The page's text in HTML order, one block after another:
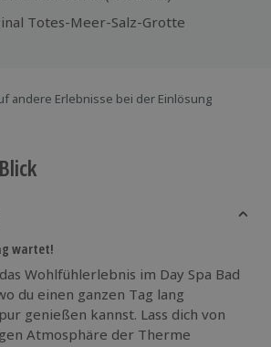
Totes-Meer-Salz-Grotte
andere Erlebnisse bei der Einlösung
wartet!
Wohlfühlerlebnis im Day Spa Bad
du einen ganzen Tag lang
genießen kannst. Lass dich von
Atmosphäre der Therme